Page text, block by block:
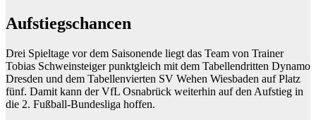
Aufstiegschancen
Drei Spieltage vor dem Saisonende liegt das Team von Trainer
Tobias Schweinsteiger punktgleich mit dem Tabellendritten Dynamo
Dresden und dem Tabellenvierten SV Wehen Wiesbaden auf Platz
fünf. Damit kann der VfL Osnabrück weiterhin auf den Aufstieg in
die 2. Fußball-Bundesliga hoffen.